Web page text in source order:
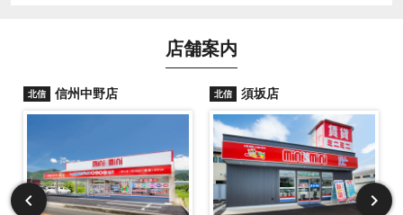
店舗案内
北信 信州中野店 北信 須坂店